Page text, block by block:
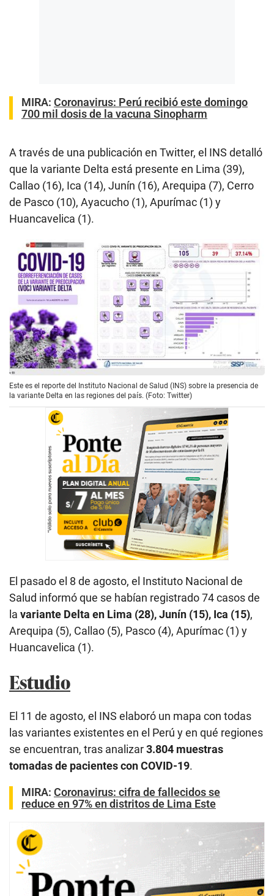
MIRA: Coronavirus: Perú recibió este domingo
700 mil dosis de la vacuna Sinopharm
A través de una publicación en Twitter, el INS detalló
que la variante Delta está presente en Lima (39),
Callao (16), Ica (14), Junín (16), Arequipa (7), Cerro
de Pasco (10), Ayacucho (1), Apurímac (1) y
Huancavelica (1).
Este es el reporte del Instituto Nacional de Salud (INS) sobre la presencia de
la variante Delta en las regiones del país. (Foto: Twitter)
El pasado el 8 de agosto, el Instituto Nacional de
Salud informó que se habían registrado 74 casos de
la variante Delta en Lima (28), Junín (15), Ica (15),
Arequipa (5), Callao (5), Pasco (4), Apurímac (1) y
Huancavelica (1).
Estudio
El 11 de agosto, el INS elaboró un mapa con todas
las variantes existentes en el Perú y en qué regiones
se encuentran, tras analizar3.804 muestras
tomadas de pacientes con COVID-19.
MIRA: Coronavirus: cifra de fallecidos se
reduce en 97% en distritos de Lima Este